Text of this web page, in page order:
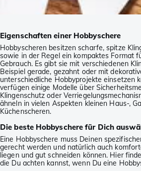
Eigenschaften einer Hobbyschere
Hobbyscheren besitzen scharfe, spitze
sowie in der Regel ein kompaktes Format
Gebrauch. Es gibt sie mit verschiedenen
Beispiel gerade, gezahnt oder mit
unterschiedliche Hobbyprojekte einsetzen
verfügen einige Modelle über
Klingenschutz oder
ähneln in vielen Aspekten kleinen Haus-,
Küchenscheren.
Die beste Hobbyschere für Dich
Eine Hobbyschere muss Deinen
gerecht werden und natürlich auch
liegen und gut schneiden können. Hier
die Du achten kannst, wenn Du eine